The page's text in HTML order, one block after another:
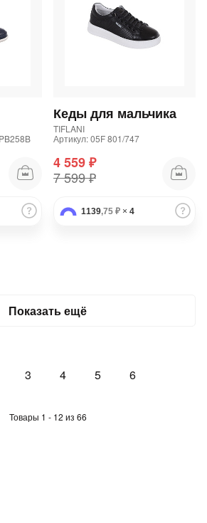
Кеды для мальчика
TIFLANI
Артикул: 05F 801/747
4 559 ₽
7 599 ₽
1139,75 ₽ × 4
Показать ещё
Товары 1 - 12 из 66
3 4 5 6